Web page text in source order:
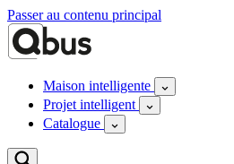
Passer au contenu principal
Maison intelligente
Projet intelligent
Catalogue